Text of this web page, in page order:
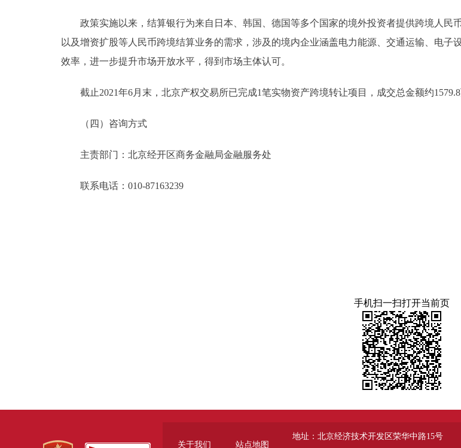
政策实施以来，结算银行为来自日本、韩国、德国等多个国家的境外投资者提供跨境人民
以及增资扩股等人民币跨境结算业务的需求，涉及的境内企业涵盖电力能源、交通运输、电
效率，进一步提升市场开放水平，得到市场主体认可。
截止2021年6月末，北京产权交易所已完成1笔实物资产跨境转让项目，成交总金额约1579.8
（四）咨询方式
主责部门：北京经开区商务金融局金融服务处
联系电话：010-87163239
手机扫一扫打开当前页
关于我们 站点地图
地址：北京经济技术开发区荣华中路15号